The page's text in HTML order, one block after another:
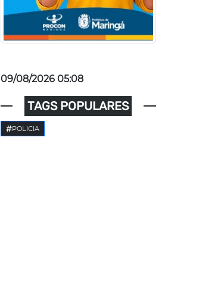
09/08/2026 05:08
TAGS POPULARES
POLICIA